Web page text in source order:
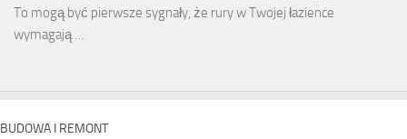
To mogą być pierwsze sygnały, że rury w Twojej łazience
wymagają …
BUDOWA I REMONT